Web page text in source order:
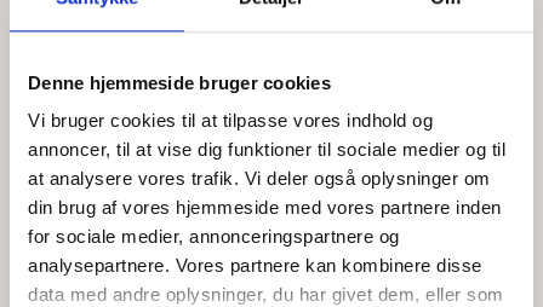
Denne hjemmeside bruger cookies
Vi bruger cookies til at tilpasse vores indhold og
annoncer, til at vise dig funktioner til sociale medier og til
at analysere vores trafik. Vi deler også oplysninger om
din brug af vores hjemmeside med vores partnere inden
for sociale medier, annonceringspartnere og
analysepartnere. Vores partnere kan kombinere disse
data med andre oplysninger, du har givet dem, eller som
Efternavn
Jeg accepterer behandlingen af mine personoplysninger i
henhold tilprivatlivspolitikken